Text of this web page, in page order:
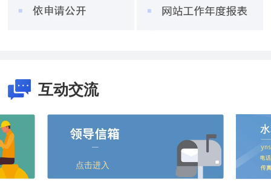
互动交流
点击进入